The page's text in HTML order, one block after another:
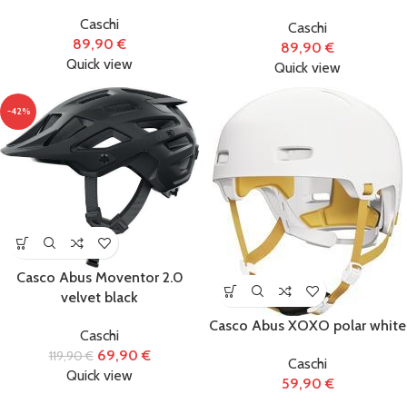
Caschi
89,90€
Quick view
Caschi
89,90€
Quick view
-42%
Casco Abus Moventor 2.0
velvet black
Caschi
119,90€ 69,90€
Quick view
Casco Abus XOXO polar white
Caschi
59,90€